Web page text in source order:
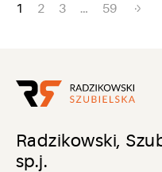
Nawigacja
1 2 3 … 59
Radzikowski,
sp.j.